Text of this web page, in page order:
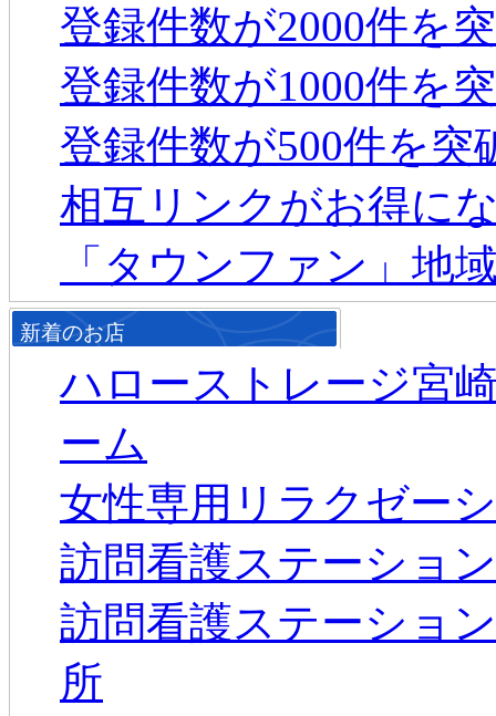
登録件数が2000件を
登録件数が1000件を
登録件数が500件を突
相互リンクがお得に
「タウンファン」地
新着のお店
ハローストレージ宮
ーム
女性専用リラクゼー
訪問看護ステーショ
訪問看護ステーショ
所